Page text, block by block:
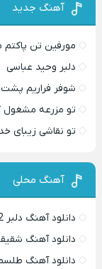
آهنگ جدید
مورفین تن
دلبر وحید عباسی
شوفر فراریم
تو مزرعه
تو نقاشی زیبای
آهنگ محلی
دانلود آهنگ دلبر 2 از شهاب فالجی
دانلود آهنگ
دانلود آهنگ